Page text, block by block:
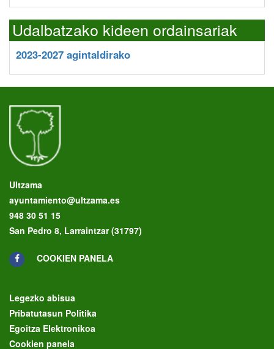
Udalbatzako kideen ordainsariak
2023-2027 agintaldirako
Ultzama
ayuntamiento@ultzama.es
948 30 51 15
San Pedro 8, Larraintzar (31797)
COOKIEN PANELA
Legezko abisua
Pribatutasun Politika
Egoitza Elektronikoa
Cookien panela